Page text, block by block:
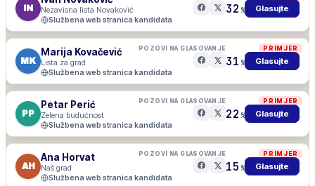
IN Nezavisna lista Novaković
Službena web stranica kandidata
32 % Glasujte
PRIMJER
MK
Marija Kovačević
Lista za grad
POZOVI NA GLASOVANJE
Službena web stranica kandidata
31 % Glasujte
PRIMJER
PP
Petar Perić
Zelena budućnost
POZOVI NA GLASOVANJE
Službena web stranica kandidata
22 % Glasujte
PRIMJER
AH
Ana Horvat
Naš grad
POZOVI NA GLASOVANJE
Službena web stranica kandidata
15 % Glasujte